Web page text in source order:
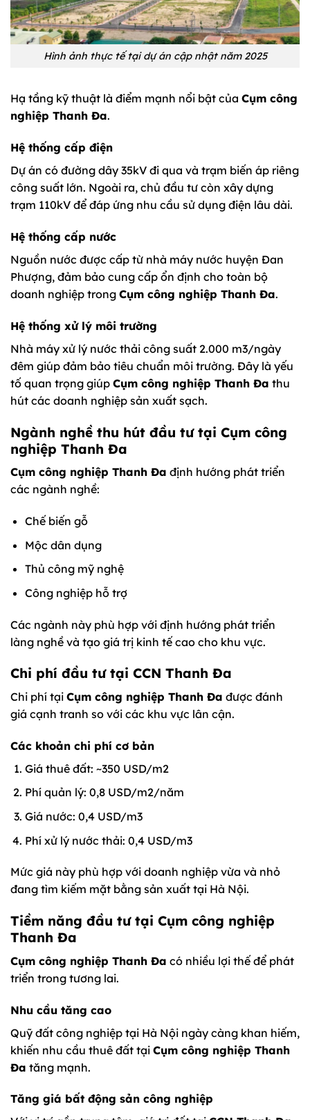
Hình ảnh thực tế tại dự án cập nhật năm 2025
Hạ tầng kỹ thuật là điểm mạnh nổi bật của Cụm công
nghiệp Thanh Đa.
Hệ thống cấp điện
Dự án có đường dây 35kV đi qua và trạm biến áp riêng
công suất lớn. Ngoài ra, chủ đầu tư còn xây dựng
trạm 110kV để đáp ứng nhu cầu sử dụng điện lâu dài.
Hệ thống cấp nước
Nguồn nước được cấp từ nhà máy nước huyện Đan
Phượng, đảm bảo cung cấp ổn định cho toàn bộ
doanh nghiệp trong Cụm công nghiệp Thanh Đa.
Hệ thống xử lý môi trường
Nhà máy xử lý nước thải công suất 2.000 m3/ngày
đêm giúp đảm bảo tiêu chuẩn môi trường. Đây là yếu
tố quan trọng giúp Cụm công nghiệp Thanh Đa thu
hút các doanh nghiệp sản xuất sạch.
Ngành nghề thu hút đầu tư tại Cụm công
nghiệp Thanh Đa
Cụm công nghiệp Thanh Đa định hướng phát triển
các ngành nghề:
Chế biến gỗ
Mộc dân dụng
Thủ công mỹ nghệ
Công nghiệp hỗ trợ
Các ngành này phù hợp với định hướng phát triển
làng nghề và tạo giá trị kinh tế cao cho khu vực.
Chi phí đầu tư tại CCN Thanh Đa
Chi phí tại Cụm công nghiệp Thanh Đa được đánh
giá cạnh tranh so với các khu vực lân cận.
Các khoản chi phí cơ bản
Giá thuê đất: ~350 USD/m2
Phí quản lý: 0,8 USD/m2/năm
Giá nước: 0,4 USD/m3
Phí xử lý nước thải: 0,4 USD/m3
Mức giá này phù hợp với doanh nghiệp vừa và nhỏ
đang tìm kiếm mặt bằng sản xuất tại Hà Nội.
Tiềm năng đầu tư tại Cụm công nghiệp
Thanh Đa
Cụm công nghiệp Thanh Đa có nhiều lợi thế để phát
triển trong tương lai.
Nhu cầu tăng cao
Quỹ đất công nghiệp tại Hà Nội ngày càng khan hiếm,
khiến nhu cầu thuê đất tại Cụm công nghiệp Thanh
Đa tăng mạnh.
Tăng giá bất động sản công nghiệp